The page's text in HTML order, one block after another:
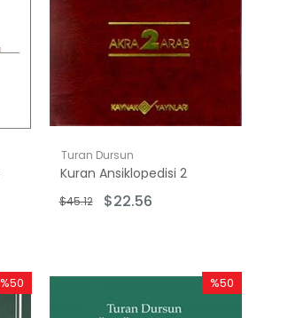
Turan Dursun
Kuran Ansiklopedisi 2
$22.56
$45.12
%50
%50